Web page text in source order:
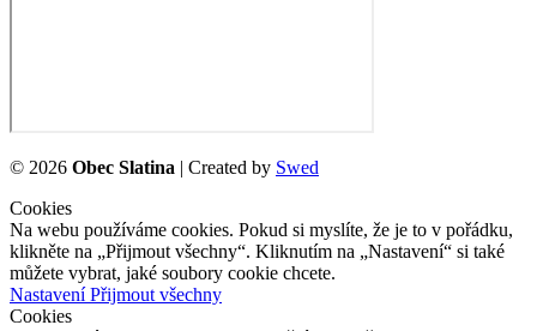
© 2026 Obec Slatina | Created by Swed
Cookies
Na webu používáme cookies. Pokud si myslíte, že je to v pořádku,
klikněte na „Přijmout všechny“. Kliknutím na „Nastavení“ si také
můžete vybrat, jaké soubory cookie chcete.
NastaveníPřijmout všechny
Cookies